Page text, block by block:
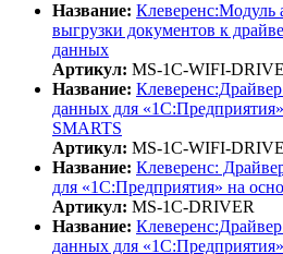
Название: Клеверенс:Модуль
выгрузки документов к
данных
Артикул: MS-1C-WIFI-
Название:
данных для
SMARTS
Артикул: MS-1C-WIFI-
Название: Клеверенс:
для «1С:Предприятия» на
Артикул: MS-1C-DRIVER
Название:
данных для